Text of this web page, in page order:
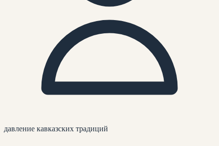
давление кавказских традиций